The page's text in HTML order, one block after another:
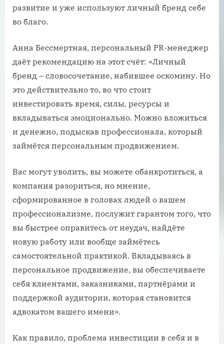
развитие и уже используют личный бренд себе
во благо.
Анна Бессмертная, персональный PR-менеджер
даёт рекомендацию на этот счёт: «Личный
бренд – словосочетание, набившее оскомину. Но
это действительно то, во что стоит
инвестировать время, силы, ресурсы и
вкладываться эмоционально. Можно вложиться
и денежно, подыскав профессионала, который
займётся персональным продвижением.
Вас могут уволить, вы можете обанкротиться, а
компания разориться, но мнение,
сформированное в головах людей о вашем
профессионализме, послужит гарантом того, что
вы быстрее оправитесь от неудач, найдёте
новую работу или вообще займётесь
самостоятельной практикой. Вкладываясь в
персональное продвижение, вы обеспечиваете
себя клиентами, заказниками, партнёрами и
поддержкой аудитории, которая становится
адвокатом вашего имени».
Как правило, проблема инвестиции в себя и в